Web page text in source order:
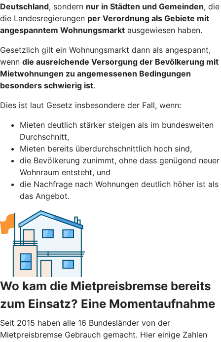
Deutschland, sondern nur in Städten und Gemeinden, die
die Landesregierungen per Verordnung als Gebiete mit
angespanntem Wohnungsmarkt ausgewiesen haben.
Gesetzlich gilt ein Wohnungsmarkt dann als angespannt,
wenn die ausreichende Versorgung der Bevölkerung mit
Mietwohnungen zu angemessenen Bedingungen
besonders schwierig ist.
Dies ist laut Gesetz insbesondere der Fall, wenn:
Mieten deutlich stärker steigen als im bundesweiten
Durchschnitt,
Mieten bereits überdurchschnittlich hoch sind,
die Bevölkerung zunimmt, ohne dass genügend neuer
Wohnraum entsteht, und
die Nachfrage nach Wohnungen deutlich höher ist als
das Angebot.
Wo kam die Mietpreisbremse bereits
zum Einsatz? Eine Momentaufnahme
Seit 2015 haben alle 16 Bundesländer von der
Mietpreisbremse Gebrauch gemacht. Hier einige Zahlen